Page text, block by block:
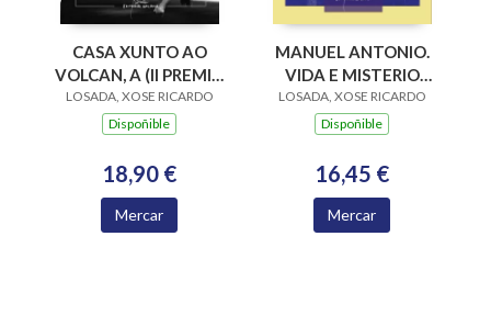
CASA XUNTO AO
VOLCAN, A (II PREMIO
VIADUTOS 2019)
LOSADA, XOSE RICARDO
Dispoñible
18,90 €
Mercar
MANUEL ANTONIO.
VIDA E MISTERIO
DUN POETA GALEGO
LOSADA, XOSE RICARDO
Dispoñible
16,45 €
Mercar